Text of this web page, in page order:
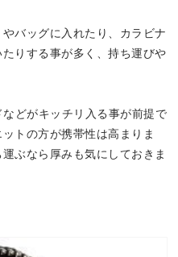
バッグに入れたり、カラビナ
りする事が多く、持ち運びや
どがキッチリ入る事が前提で
トの方が携帯性は高まりま
ぶなら厚みも気にしておきま